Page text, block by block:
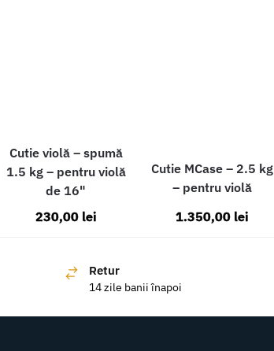
Cutie violă – spumă
1.5 kg – pentru violă
de 16"
230,00 lei
Cutie MCase – 2.5 kg
– pentru violă
1.350,00 lei
Retur
14 zile banii înapoi